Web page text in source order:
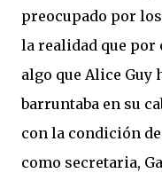
preocupado por
la realidad que
algo que Alice Guy
barruntaba en su
con la condición
como secretaria,